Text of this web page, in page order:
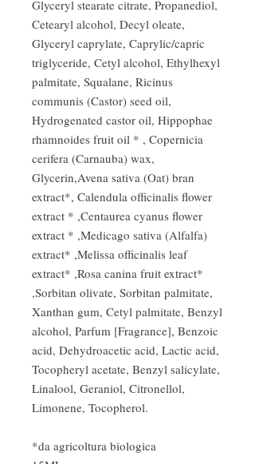
Glyceryl stearate citrate, Propanediol,
Cetearyl alcohol, Decyl oleate,
Glyceryl caprylate, Caprylic/capric
triglyceride, Cetyl alcohol, Ethylhexyl
palmitate, Squalane, Ricinus
communis (Castor) seed oil,
Hydrogenated castor oil, Hippophae
rhamnoides fruit oil * , Copernicia
cerifera (Carnauba) wax,
Glycerin,Avena sativa (Oat) bran
extract*, Calendula officinalis flower
extract * ,Centaurea cyanus flower
extract * ,Medicago sativa (Alfalfa)
extract* ,Melissa officinalis leaf
extract* ,Rosa canina fruit extract*
,Sorbitan olivate, Sorbitan palmitate,
Xanthan gum, Cetyl palmitate, Benzyl
alcohol, Parfum [Fragrance], Benzoic
acid, Dehydroacetic acid, Lactic acid,
Tocopheryl acetate, Benzyl salicylate,
Linalool, Geraniol, Citronellol,
Limonene, Tocopherol.
*da agricoltura biologica